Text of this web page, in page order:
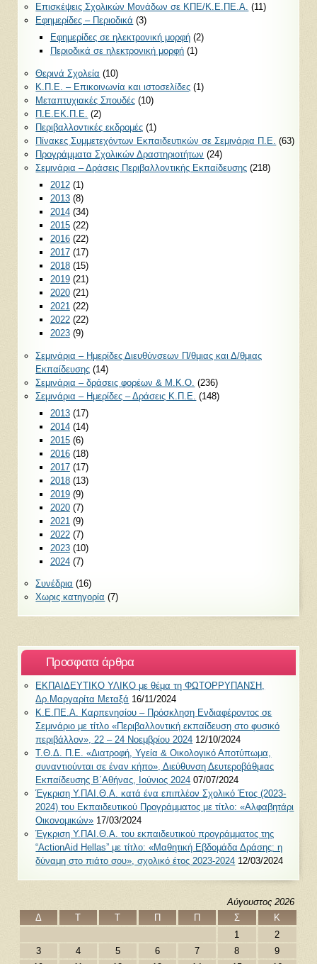
Επισκέψεις Σχολικών Μονάδων σε ΚΠΕ/Κ.Ε.ΠΕ.Α. (11)
Εφημερίδες – Περιοδικά (3)
Εφημερίδες σε ηλεκτρονική μορφή(2)
Περιοδικά σε ηλεκτρονική μορφή(1)
Θερινά Σχολεία (10)
Κ.Π.Ε. – Επικοινωνία και ιστοσελίδες (1)
Μεταπτυχιακές Σπουδές (10)
Π.Ε.ΕΚ.Π.Ε. (2)
Περιβαλλοντικές εκδρομές (1)
Πίνακες Συμμετεχόντων Εκπαιδευτικών σε Σεμινάρια Π.Ε. (63)
Προγράμματα Σχολικών Δραστηριοτήτων (24)
Σεμινάρια – Δράσεις Περιβαλλοντικής Εκπαίδευσης (218)
2012(1)
2013(8)
2014(34)
2015(22)
2016(22)
2017(17)
2018(15)
2019(21)
2020(21)
2021 (22)
2022(22)
2023(9)
Σεμινάρια – Ημερίδες Διευθύνσεων Π/θμιας και Δ/θμιας
Εκπαίδευσης (14)
Σεμινάρια – δράσεις φορέων & Μ.Κ.Ο. (236)
Σεμινάρια – Ημερίδες – Δράσεις Κ.Π.Ε. (148)
2013(17)
2014(14)
2015(6)
2016(18)
2017(17)
2018(13)
2019(9)
2020(7)
2021 (9)
2022(7)
2023(10)
2024(7)
Συνέδρια (16)
Χωρις κατηγορία (7)
Προσφατα άρθρα
ΕΚΠΑΙΔΕΥΤΙΚΟ ΥΛΙΚΟ με θέμα τη ΦΩΤΟΡΡΥΠΑΝΣΗ,
Δρ.Μαργαρίτα Μεταξά 16/11/2024
Κ.Ε.ΠΕ.Α. Καρπενησίου – Πρόσκληση Ενδιαφέροντος σε
Σεμινάριο με τίτλο «Περιβαλλοντική εκπαίδευση στο φυσικό
περιβάλλον», 22 – 24 Νοεμβρίου 2024 12/10/2024
Τ.Θ.Δ. Π.Ε. «Διατροφή, Υγεία & Οικολογικό Αποτύπωμα,
συναντιούνται σε έναν κήπο», Διεύθυνση Δευτεροβάθμιας
Εκπαίδευσης Β΄Αθήνας, Ιούνιος 2024 07/07/2024
Έγκριση Υ.ΠΑΙ.Θ.Α. κατά ένα επιπλέον Σχολικό Έτος (2023-
2024) του Εκπαιδευτικού Προγράμματος με τίτλο: «Αλφαβητάρι
Οικονομικών» 17/03/2024
Έγκριση Υ.ΠΑΙ.Θ.Α. του εκπαιδευτικού προγράμματος της
“ActionAid Hellas” με τίτλο: «Μαθητική Εβδομάδα Δράσης: η
δύναμη στο πιάτο σου», σχολικό έτος 2023-2024 12/03/2024
Αύγουστος 2026
Δ
Τ Τ Π Π Σ
Κ
1
2
3
4 5 6 7 8
9